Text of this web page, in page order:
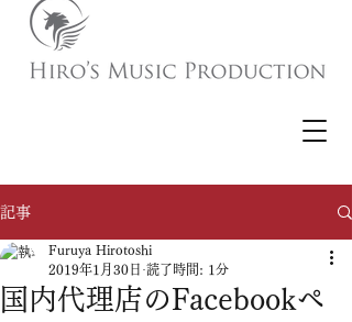
記事
国内代理店のFacebookペ
Furuya Hirotoshi
2019年1月30日 読了時間: 1分